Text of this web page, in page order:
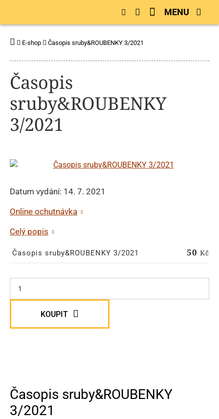
E-shop Časopis sruby&ROUBENKY 3/2021
Časopis
sruby&ROUBENKY
3/2021
Datum vydání: 14. 7. 2021
Online ochutnávka
Celý popis
Časopis sruby&ROUBENKY 3/2021 50 Kč
KOUPIT
Časopis sruby&ROUBENKY
3/2021
MENU